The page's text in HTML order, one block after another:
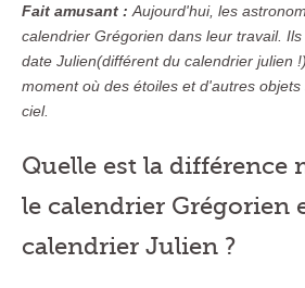
Fait amusant : Aujourd'hui, les
calendrier Grégorien dans leur travail.
date Julien(différent du calendrier julien
moment où des étoiles et d'autres
ciel.
Quelle est la différence
le calendrier Grégorien
calendrier Julien ?